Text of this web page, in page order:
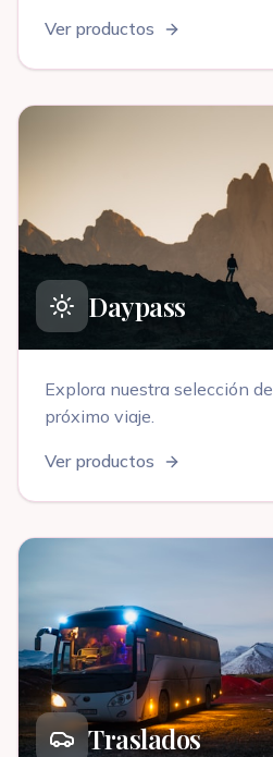
Ver productos
Daypass
Explora nuestra selección de
próximo viaje.
Ver productos
Traslados